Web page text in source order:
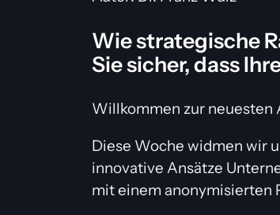
Wie strategische
Sie sicher, dass
Willkommen zur neuesten
Diese Woche widmen wir
innovative Ansätze
mit einem anonymisierten